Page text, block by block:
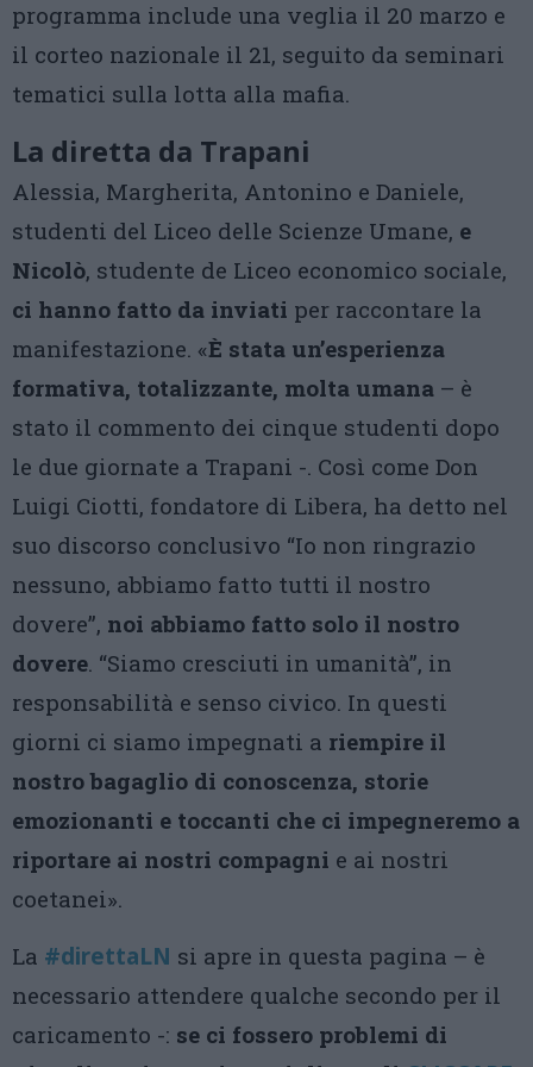
programma include una veglia il 20 marzo e
il corteo nazionale il 21, seguito da seminari
tematici sulla lotta alla mafia.
La diretta da Trapani
Alessia, Margherita, Antonino e Daniele,
studenti del Liceo delle Scienze Umane, e
Nicolò, studente de Liceo economico sociale,
ci hanno fatto da inviati per raccontare la
manifestazione. «È stata un’esperienza
formativa, totalizzante, molta umana – è
stato il commento dei cinque studenti dopo
le due giornate a Trapani -. Così come Don
Luigi Ciotti, fondatore di Libera, ha detto nel
suo discorso conclusivo “Io non ringrazio
nessuno, abbiamo fatto tutti il nostro
dovere”, noi abbiamo fatto solo il nostro
dovere. “Siamo cresciuti in umanità”, in
responsabilità e senso civico. In questi
giorni ci siamo impegnati a riempire il
nostro bagaglio di conoscenza, storie
emozionanti e toccanti che ci impegneremo a
riportare ai nostri compagni e ai nostri
coetanei».
La #direttaLN si apre in questa pagina – è
necessario attendere qualche secondo per il
caricamento -: se ci fossero problemi di